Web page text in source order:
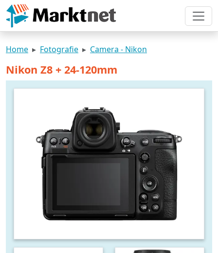
Home Fotografie Camera - Nikon
Nikon Z8 + 24-120mm